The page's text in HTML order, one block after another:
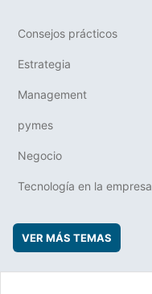
Consejos prácticos
Estrategia
Management
pymes
Negocio
Tecnología en la empresa
VER MÁS TEMAS